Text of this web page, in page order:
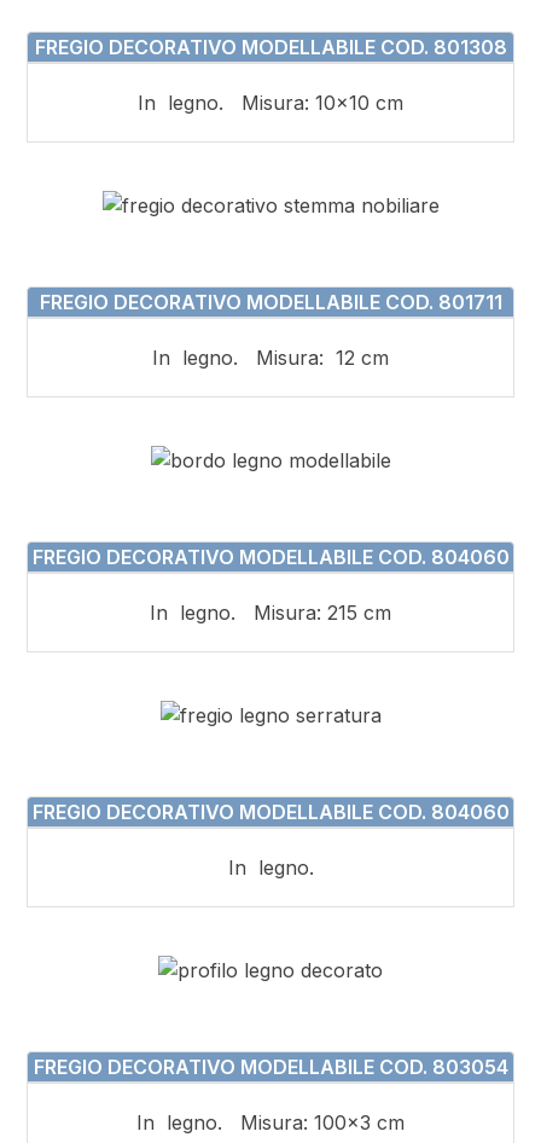
FREGIO DECORATIVO MODELLABILE COD. 801308
In legno. Misura: 10×10 cm
FREGIO DECORATIVO MODELLABILE COD. 801711
In legno. Misura: 12 cm
FREGIO DECORATIVO MODELLABILE COD. 804060
In legno. Misura: 215 cm
FREGIO DECORATIVO MODELLABILE COD. 804060
In legno.
FREGIO DECORATIVO MODELLABILE COD. 803054
In legno. Misura: 100×3 cm